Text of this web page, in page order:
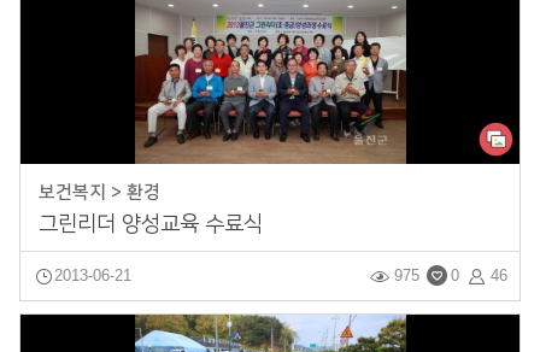
보건복지 > 환경
그린리더 양성교육 수료식
2013-06-21 46
0
975